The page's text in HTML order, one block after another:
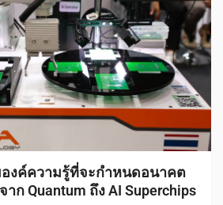
องค์ความรู้ที่จะกำหนดอนาคต
ก Quantum ถึง AI Superchips